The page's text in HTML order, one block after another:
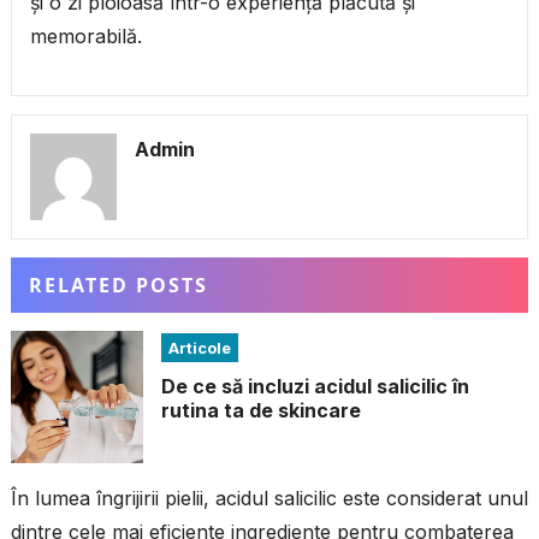
memorabilă.
Admin
RELATED POSTS
Articole
De ce să incluzi acidul salicilic în
rutina ta de skincare
În lumea îngrijirii pielii, acidul salicilic este considerat unul
dintre cele mai eficiente ingrediente pentru combaterea